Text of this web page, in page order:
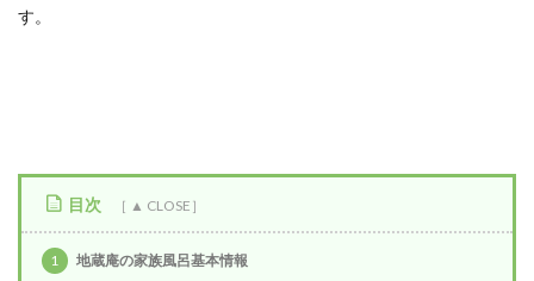
す。
目次
1
地蔵庵の家族風呂基本情報